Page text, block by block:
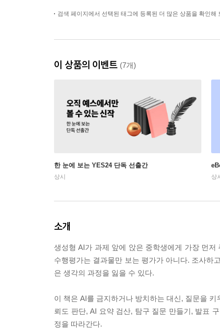
검색 페이지에서 선택된 태그에 등록된 더 많은 상품을 확인해
이 상품의 이벤트 (7개)
한 눈에 보는 YES24 단독 선출간
상시 상
소개
생성형 AI가 과제 앞에 앉은 중학생에게 가장 먼
수행평가는 결과물만 보는 평가가 아니다. 조사하
은 생각의 과정을 잃을 수 있다.
이 책은 AI를 금지하거나 방치하는 대신, 질문을
뢰도 판단, AI 요약 검산, 탐구 질문 만들기, 발표
정을 따라간다.